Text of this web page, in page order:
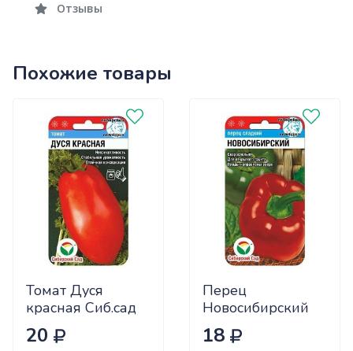
Отзывы
Похожие товары
Томат Дуся
красная Сиб.сад
Ц
20
Перец
Новосибирский
(ранний) Сиб.сад
Ц
18